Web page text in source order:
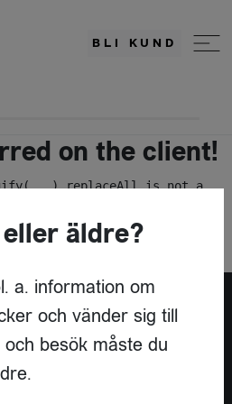
BLI KUND
on the client!
is not a
leverantör?
äldre?
a. information om
och vänder sig till
besök måste du